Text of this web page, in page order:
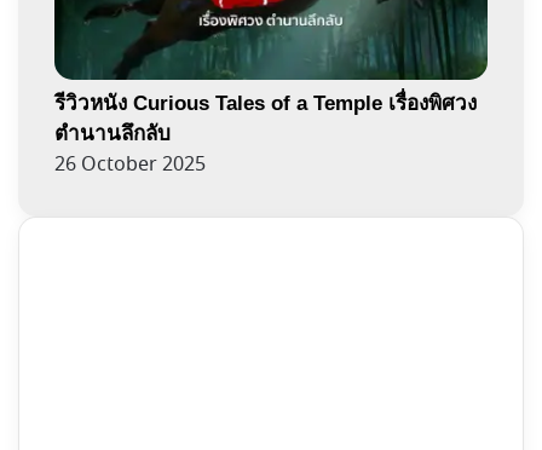
รีวิวหนัง Curious Tales of a Temple เรื่องพิศวง
ตำนานลึกลับ
26 October 2025